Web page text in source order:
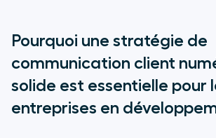
Pourquoi une stratégie de
communication client
solide est essentielle pour
entreprises en